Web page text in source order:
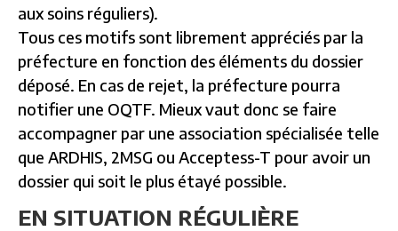
aux soins réguliers).
Tous ces motifs sont librement appréciés par la
préfecture en fonction des éléments du dossier
déposé. En cas de rejet, la préfecture pourra
notifier une OQTF. Mieux vaut donc se faire
accompagner par une association spécialisée telle
que ARDHIS, 2MSG ou Acceptess-T pour avoir un
dossier qui soit le plus étayé possible.
EN SITUATION RÉGULIÈRE